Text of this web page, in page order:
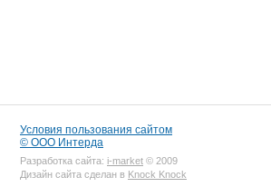
Условия пользования сайтом
© ООО Интерда
Разработка сайта: i-market © 2009
Дизайн сайта сделан в Knock Knock